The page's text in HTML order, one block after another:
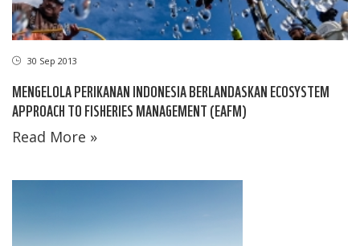
30 Sep 2013
MENGELOLA PERIKANAN INDONESIA BERLANDASKAN ECOSYSTEM
APPROACH TO FISHERIES MANAGEMENT (EAFM)
Read More »